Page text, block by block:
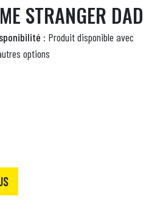
STRANGER DAD
: Produit disponible avec
options